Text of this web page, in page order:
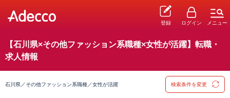
登録 ログイン メニュー
【石川県×その他ファッション系職種×女性が活躍】転職・
求人情報
石川県／その他ファッション系職種／女性が活躍 検索条件を変更